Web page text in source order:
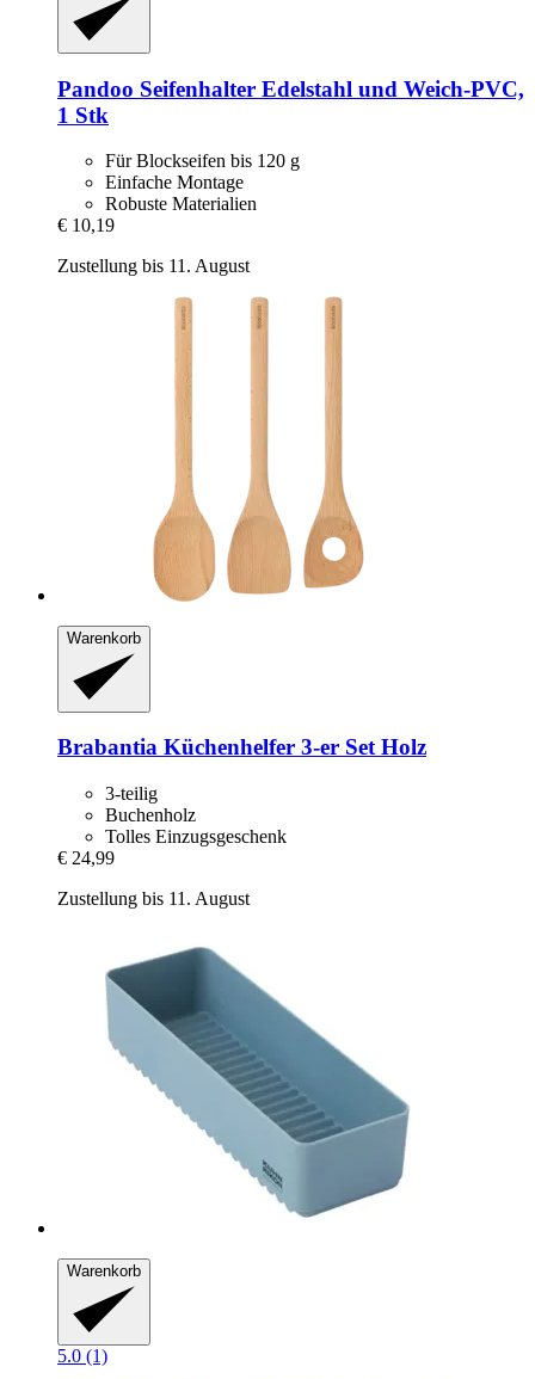
Pandoo Seifenhalter Edelstahl und Weich-​PVC,
1 Stk
Für Blockseifen bis 120 g
Einfache Montage
Robuste Materialien
€ 10,19
Zustellung bis 11. August
Warenkorb
Brabantia Küchenhelfer 3-​er Set Holz
3-teilig
Buchenholz
Tolles Einzugsgeschenk
€ 24,99
Zustellung bis 11. August
Warenkorb
5.0 (1)